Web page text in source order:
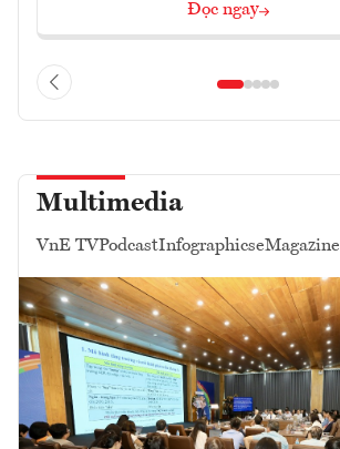
Đọc ngay
Multimedia
VnE TVPodcastInfographicseMagazine